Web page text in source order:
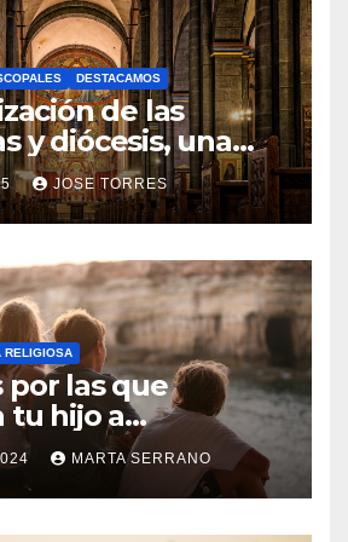
H
A
Y
C
O
M
N
T
A
R
I
O
S
DESTACAMOS
de las
y diócesis, una
para el futuro de
JOSE TORRES
N
O
H
A
Y
RELIGIOSA
por las que
tu hijo a
MARTA SERRANO
N
O